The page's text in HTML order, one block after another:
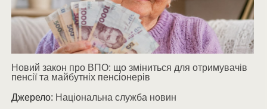
Новий закон про ВПО: що зміниться для отримувачів
пенсії та майбутніх пенсіонерів
Джерело: Національна служба новин